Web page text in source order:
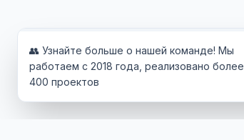
👥 Узнайте больше о нашей команде! Мы
работаем с 2018 года, реализовано более
400 проектов